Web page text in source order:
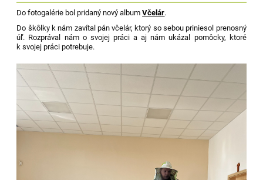
Do fotogalérie bol pridaný nový albumVčelár.
Do škôlky k nám zavítal pán včelár, ktorý so sebou priniesol prenosný
úľ. Rozprával nám o svojej práci a aj nám ukázal pomôcky, ktoré
k svojej práci potrebuje.